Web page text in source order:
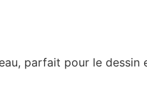
parfait pour le dessin